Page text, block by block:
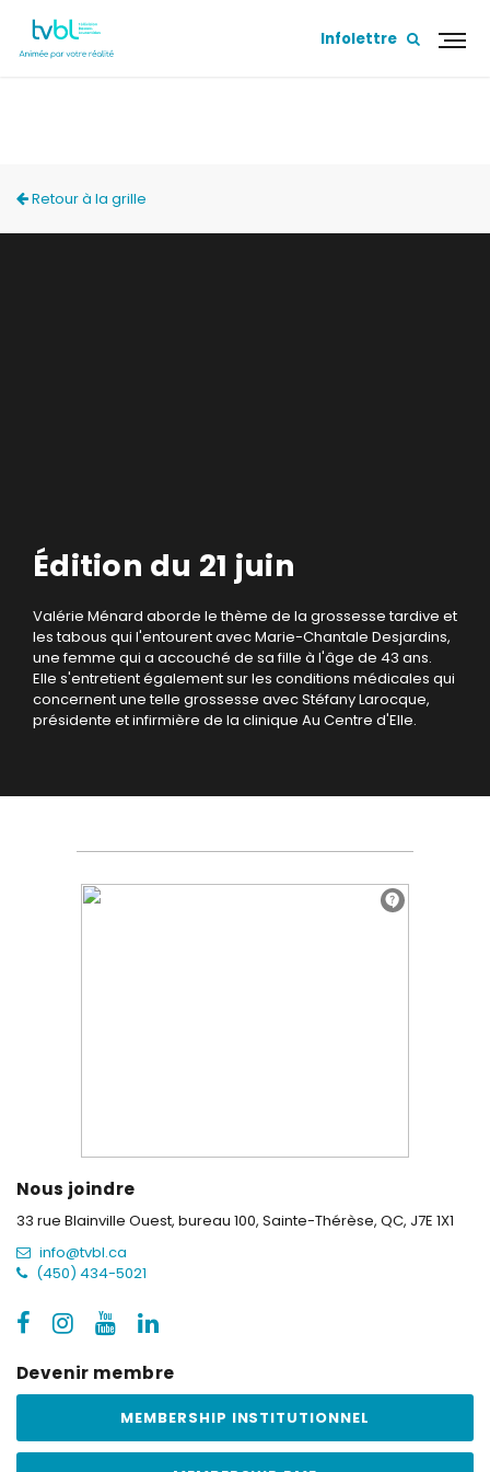
Infolettre
Retour à la grille
Édition du 21 juin
Valérie Ménard aborde le thème de la grossesse tardive et
les tabous qui l'entourent avec Marie-Chantale Desjardins,
une femme qui a accouché de sa fille à l'âge de 43 ans.
Elle s'entretient également sur les conditions médicales qui
concernent une telle grossesse avec Stéfany Larocque,
présidente et infirmière de la clinique Au Centre d'Elle.
Nous joindre
33 rue Blainville Ouest, bureau 100, Sainte-Thérèse, QC, J7E 1X1
info@tvbl.ca
(450) 434-5021
Devenir membre
MEMBERSHIP INSTITUTIONNEL